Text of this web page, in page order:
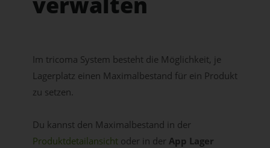
Im tricoma System besteht die Möglichkeit, je
Lagerplatz einen Maximalbestand für ein Produkt
zu setzen.
Du kannst den Maximalbestand in der
Produktdetailansichtoder in der App Lager